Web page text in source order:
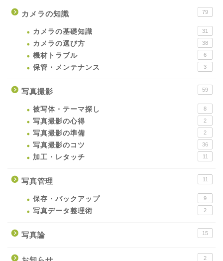
カメラの知識 79
カメラの基礎知識 31
カメラの選び方 38
機材トラブル 6
保管・メンテナンス 3
写真撮影 59
被写体・テーマ探し 8
写真撮影の心得 2
写真撮影の準備 2
写真撮影のコツ 36
加工・レタッチ 11
写真管理 11
保存・バックアップ 9
写真データ整理術 2
写真論 15
2